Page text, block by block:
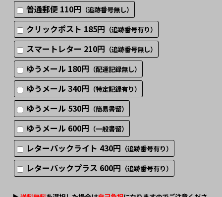
普通郵便 110円 （追跡番号無し）
クリックポスト 185円 （追跡番号有り）
スマートレター 210円 （追跡番号無し）
ゆうメール 180円 （配達記録無し）
ゆうメール 340円 （特定記録有り）
ゆうメール 530円 （簡易書留）
ゆうメール 600円 （一般書留）
レターパックライト 430円 （追跡番号有り）
レターパックプラス 600円 （追跡番号有り）